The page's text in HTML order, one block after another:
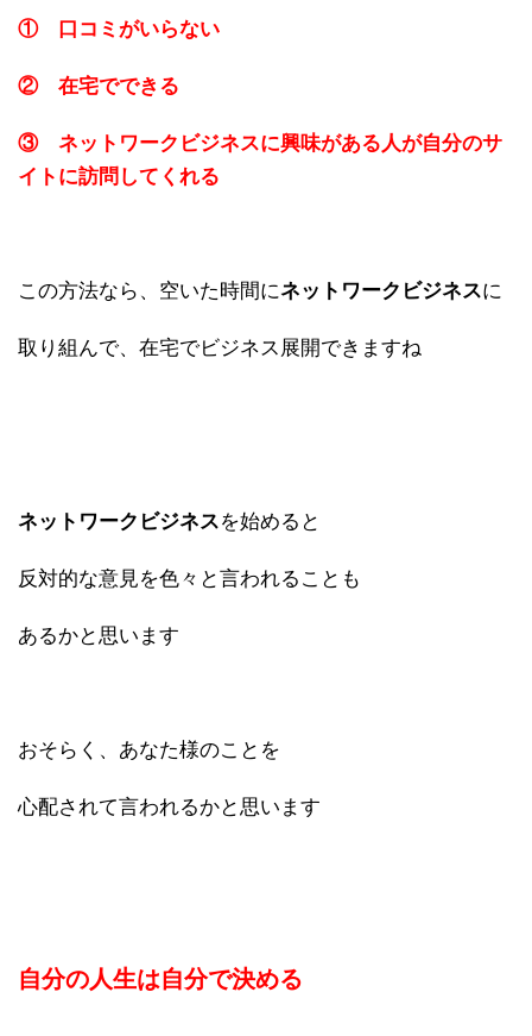
① 口コミがいらない
② 在宅でできる
③ ネットワークビジネスに興味がある人が自分のサ
イトに訪問してくれる
この方法なら、空いた時間にネットワークビジネスに
取り組んで、在宅でビジネス展開できますね
ネットワークビジネスを始めると
反対的な意見を色々と言われることも
あるかと思います
おそらく、あなた様のことを
心配されて言われるかと思います
自分の人生は自分で決める